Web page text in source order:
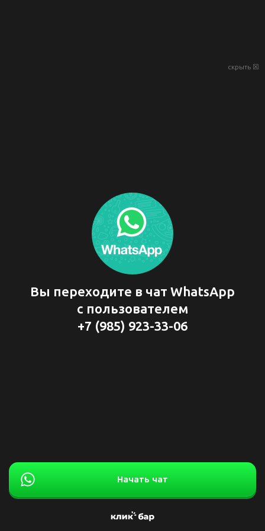
скрыть ☒
Вы переходите в чат WhatsApp
с пользователем
+7 (985) 923-33-06
Начать чат